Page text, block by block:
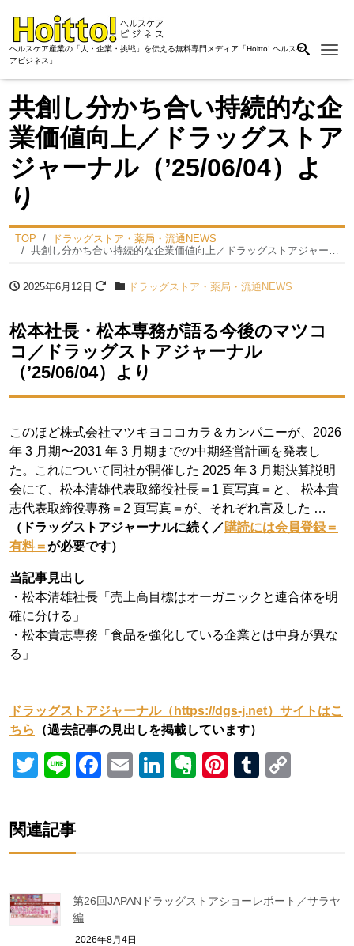
ヘルスケア産業の「人・企業・挑戦」を伝える無料専門メディア「Hoitto! ヘルスケ
アビジネス」
共創し分かち合い持続的な企
業価値向上／ドラッグストア
ジャーナル（’25/06/04）よ
り
TOP
ドラッグストア・薬局・流通NEWS
共創し分かち合い持続的な企業価値向上／ドラッグストアジャーナル（’25/06/04）より
2025年6月12日 ドラッグストア・薬局・流通NEWS
松本社⻑・松本専務が語る今後のマツコ
コ／ドラッグストアジャーナル
（’25/06/04）より
このほど株式会社マツキヨココカラ＆カンパニーが、2026
年 3 月期〜2031 年 3 月期までの中期経営計画を発表し
た。これについて同社が開催した 2025 年 3 月期決算説明
会にて、松本清雄代表取締役社長＝1 頁写真＝と、 松本貴
志代表取締役専務＝2 頁写真＝が、それぞれ言及した …
（ドラッグストアジャーナルに続く／購読には会員登録＝
有料＝が必要です）
当記事見出し
・松本清雄社長「売上高目標はオーガニックと連合体を明
確に分ける」
・松本貴志専務「食品を強化している企業とは中身が異な
る」
ドラッグストアジャーナル（https://dgs-j.net）サイトはこ
ちら
（過去記事の見出しを掲載しています）
Twitter
LineFacebook
EmailLinkedIn
Evernote
Pinterest
Tumblr
関連記事
第26回JAPANドラッグストアショーレポート／サラヤ
編
2026年8月4日